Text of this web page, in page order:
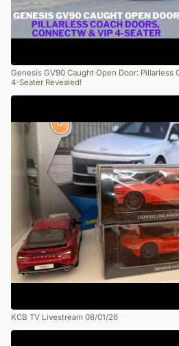
Genesis GV90 Caught Open Door: Pillarless
4-Seater Revealed!
KCB TV Livestream 08/01/26